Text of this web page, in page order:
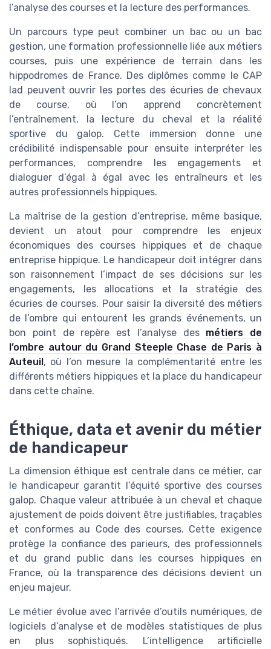
l’analyse des courses et la lecture des performances.
Un parcours type peut combiner un bac ou un bac
gestion, une formation professionnelle liée aux métiers
courses, puis une expérience de terrain dans les
hippodromes de France. Des diplômes comme le CAP
lad peuvent ouvrir les portes des écuries de chevaux
de course, où l’on apprend concrètement
l’entraînement, la lecture du cheval et la réalité
sportive du galop. Cette immersion donne une
crédibilité indispensable pour ensuite interpréter les
performances, comprendre les engagements et
dialoguer d’égal à égal avec les entraîneurs et les
autres professionnels hippiques.
La maîtrise de la gestion d’entreprise, même basique,
devient un atout pour comprendre les enjeux
économiques des courses hippiques et de chaque
entreprise hippique. Le handicapeur doit intégrer dans
son raisonnement l’impact de ses décisions sur les
engagements, les allocations et la stratégie des
écuries de courses. Pour saisir la diversité des métiers
de l’ombre qui entourent les grands événements, un
bon point de repère est l’analyse des métiers de
l’ombre autour du Grand Steeple Chase de Paris à
Auteuil , où l’on mesure la complémentarité entre les
différents métiers hippiques et la place du handicapeur
dans cette chaîne.
Éthique, data et avenir du métier
de handicapeur
La dimension éthique est centrale dans ce métier, car
le handicapeur garantit l’équité sportive des courses
galop. Chaque valeur attribuée à un cheval et chaque
ajustement de poids doivent être justifiables, traçables
et conformes au Code des courses. Cette exigence
protège la confiance des parieurs, des professionnels
et du grand public dans les courses hippiques en
France, où la transparence des décisions devient un
enjeu majeur.
Le métier évolue avec l’arrivée d’outils numériques, de
logiciels d’analyse et de modèles statistiques de plus
en plus sophistiqués. L’intelligence artificielle